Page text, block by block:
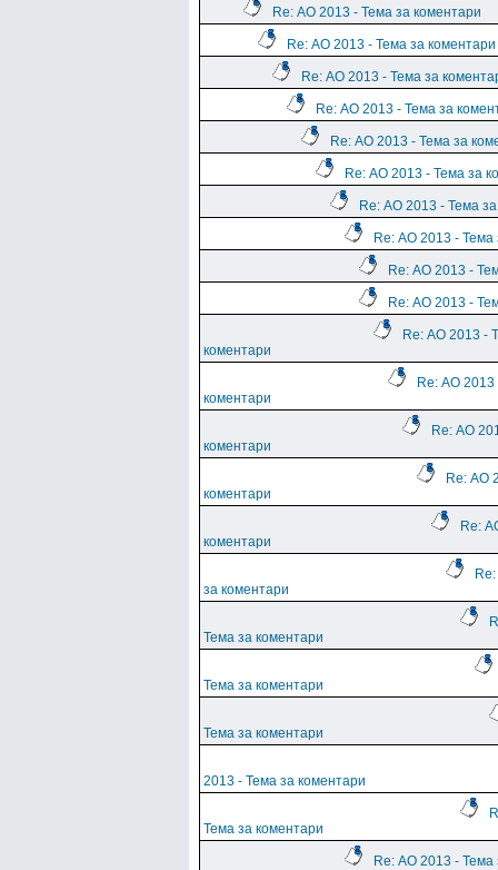
Re: АО 2013 - Тема за коментари
Re: АО 2013 - Тема за коментари
Re: АО 2013 - Тема за
Re: АО 2013 - Тема за
Re: АО 2013 - Тема за
Re: АО 2013 - Тема за
Re: АО 2013 - Тема
Re: АО 2013 - Тема
Re: АО 2013 -
Re: АО 2013 -
Re: АО 2013 -
коментари
Re: АО 2013
коментари
Re: АО
коментари
Re: АО
коментари
Re:
коментари
за коментари
Тема за коментари
Тема за коментари
Тема за коментари
2013 - Тема за коментари
Тема за коментари
Re: АО 2013 - Тема